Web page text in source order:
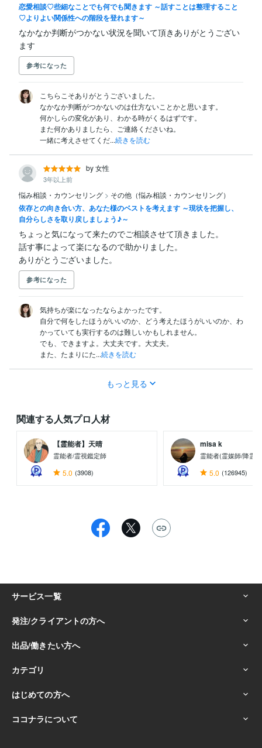
恋愛相談♡些細なことでも何でも聞きます ～話すことは整理すること
♡よりよい関係性への階段を登れます～
なかなか判断がつかない状況を聞いて頂きありがとうござい
ます
参考になった
こちらこそありがとうございました。
なかなか判断がつかないのは仕方ないことかと思います。
何かしらの変化があり、わかる時がくるはずです。
また何かありましたら、ご連絡くださいね。
一緒に考えさせてくだ...続きを読む
by 女性
3年以上前
悩み相談・カウンセリング > その他（悩み相談・カウンセリング）
依存との向き合い方、あなた様のベストを考えます ～現状を把握し、
自分らしさを取り戻しましょう♪～
ちょっと気になって来たのでご相談させて頂きました。
話す事によって楽になるので助かりました。
ありがとうございました。
参考になった
気持ちが楽になったならよかったです。
自分で何をしたほうがいいのか、どう考えたほうがいいのか、わ
かっていても実行するのは難しいかもしれません。
でも、できますよ。大丈夫です。大丈夫。
また、たまりにた...続きを読む
もっと見る
関連する人気プロ人材
【霊能者】天晴
霊能者/霊視鑑定師
5.0 (3908)
misa k
霊能者(霊媒師/降霊
5.0 (126945)